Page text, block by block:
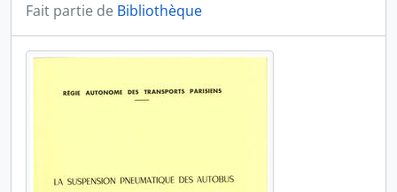
Fait partie de Bibliothèque